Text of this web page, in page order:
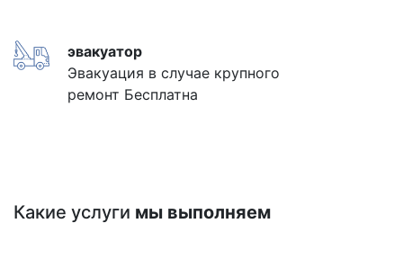
эвакуатор
Эвакуация в случае крупного
ремонт Бесплатна
Какие услуги мы выполняем